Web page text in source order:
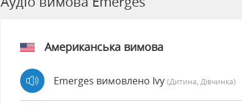
Американська вимова
Emerges вимовлено Ivy (дитина, Дівчинка)